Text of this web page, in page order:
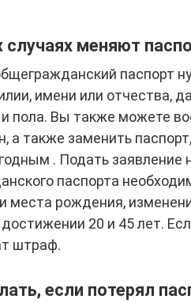
случаях меняют
паспорт
имени или отчества,
пола. Вы также можете
а также заменить
. Подать заявление
паспорта
места рождения,
20 и 45 лет.
штраф.
если потерял